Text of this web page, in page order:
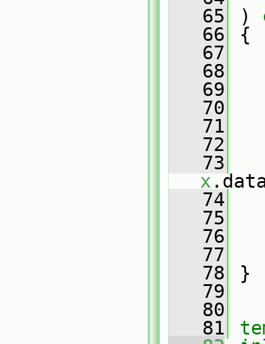
   65
)
   66
{
   67
   68
   69
   70
   71
   72
   73
x
   74
   75
   76
   77
   78
}
   79
   80
   81